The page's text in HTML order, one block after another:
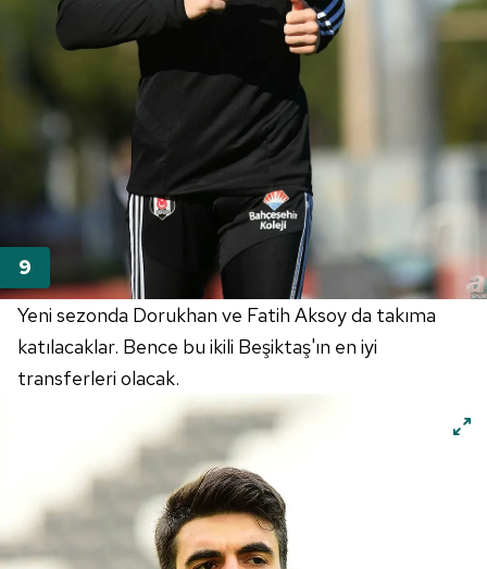
Yeni sezonda Dorukhan ve Fatih Aksoy da takıma
katılacaklar. Bence bu ikili Beşiktaş'ın en iyi
transferleri olacak.